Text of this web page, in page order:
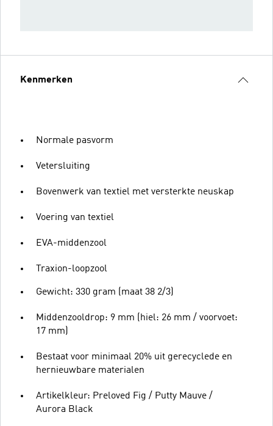
Kenmerken
Normale pasvorm
Vetersluiting
Bovenwerk van textiel met versterkte neuskap
Voering van textiel
EVA-middenzool
Traxion-loopzool
Gewicht: 330 gram (maat 38 2/3)
Middenzooldrop: 9 mm (hiel: 26 mm / voorvoet:
17 mm)
Bestaat voor minimaal 20% uit gerecyclede en
hernieuwbare materialen
Artikelkleur: Preloved Fig / Putty Mauve /
Aurora Black